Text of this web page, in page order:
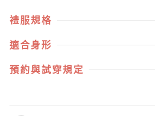
禮服規格
適合身形
預約與試穿規定